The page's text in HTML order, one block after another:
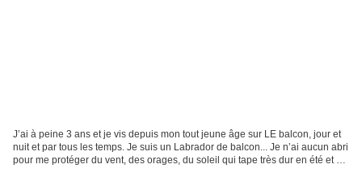
J’ai à peine 3 ans et je vis depuis mon tout jeune âge sur LE balcon, jour et
nuit et par tous les temps. Je suis un Labrador de balcon... Je n’ai aucun abri
pour me protéger du vent, des orages, du soleil qui tape très dur en été et du